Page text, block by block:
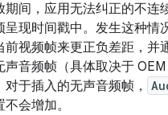
期间，应用无法纠正的不连
呈现时间戳中。发生这种情
前视频帧来更正负差距，并
声音频帧（具体取决于
对于插入的无声音频帧，
会增加。